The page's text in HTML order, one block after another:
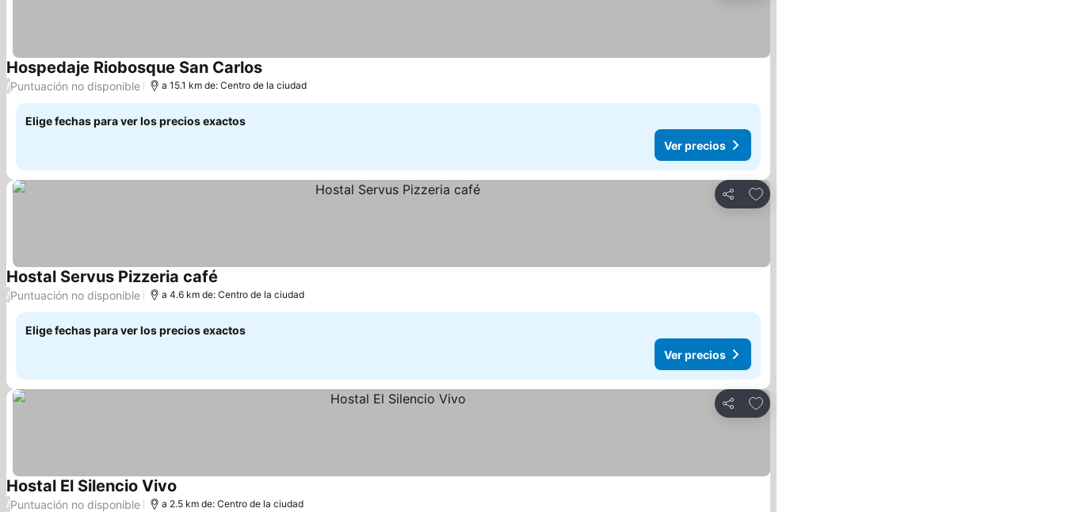
Hospedaje Riobosque San Carlos
/Puntuación no disponible a 15.1 km de: Centro de la ciudad
Elige fechas para ver los precios exactos
Ver precios
Compartir
Agregar a favoritos
Hostal Servus Pizzeria café
/Puntuación no disponible a 4.6 km de: Centro de la ciudad
Elige fechas para ver los precios exactos
Ver precios
Compartir
Agregar a favoritos
Hostal El Silencio Vivo
/Puntuación no disponible a 2.5 km de: Centro de la ciudad